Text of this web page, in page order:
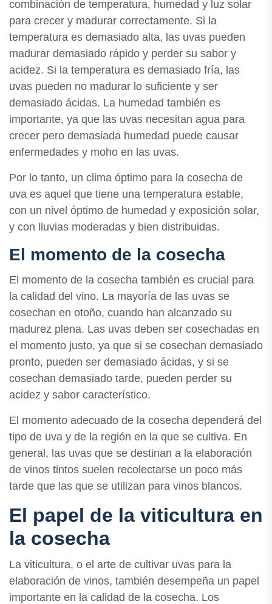
combinación de temperatura, humedad y luz solar
para crecer y madurar correctamente. Si la
temperatura es demasiado alta, las uvas pueden
madurar demasiado rápido y perder su sabor y
acidez. Si la temperatura es demasiado fría, las
uvas pueden no madurar lo suficiente y ser
demasiado ácidas. La humedad también es
importante, ya que las uvas necesitan agua para
crecer pero demasiada humedad puede causar
enfermedades y moho en las uvas.
Por lo tanto, un clima óptimo para la cosecha de
uva es aquel que tiene una temperatura estable,
con un nivel óptimo de humedad y exposición solar,
y con lluvias moderadas y bien distribuidas.
El momento de la cosecha
El momento de la cosecha también es crucial para
la calidad del vino. La mayoría de las uvas se
cosechan en otoño, cuando han alcanzado su
madurez plena. Las uvas deben ser cosechadas en
el momento justo, ya que si se cosechan demasiado
pronto, pueden ser demasiado ácidas, y si se
cosechan demasiado tarde, pueden perder su
acidez y sabor característico.
El momento adecuado de la cosecha dependerá del
tipo de uva y de la región en la que se cultiva. En
general, las uvas que se destinan a la elaboración
de vinos tintos suelen recolectarse un poco más
tarde que las que se utilizan para vinos blancos.
El papel de la viticultura en
la cosecha
La viticultura, o el arte de cultivar uvas para la
elaboración de vinos, también desempeña un papel
importante en la calidad de la cosecha. Los